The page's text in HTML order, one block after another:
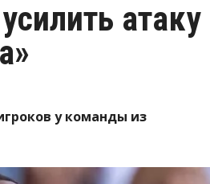
атаку
у команды из